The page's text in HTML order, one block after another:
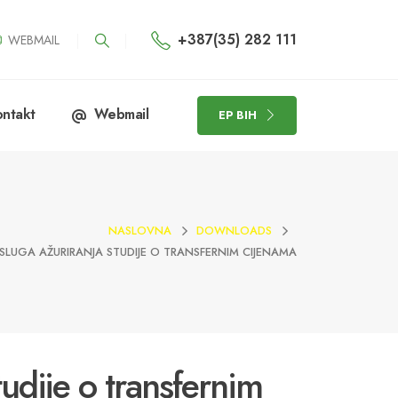
WEBMAIL +387(35) 282 111
Webmail EP BIH
NASLOVNA
DOWNLOADS
AŽURIRANJA STUDIJE O TRANSFERNIM CIJENAMA
o transfernim